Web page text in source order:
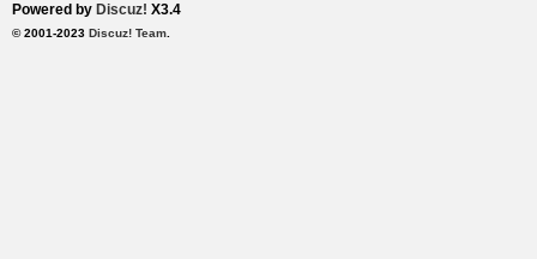
Powered by Discuz! X3.4
© 2001-2023 Discuz! Team.